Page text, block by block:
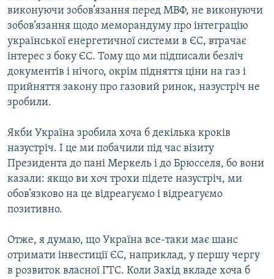
виконуючи зобов’язання перед МВФ, не виконуючи
зобов’язання щодо меморандуму про інтеграцію
української енергетичної системи в ЄС, втрачає
інтерес з боку ЄС. Тому що ми підписали безліч
документів і нічого, окрім підняття ціни на газ і
прийняття закону про газовий ринок, назустріч не
зробили.
Якби Україна зробила хоча б декілька кроків
назустріч. І це ми побачили під час візиту
Президента до пані Меркель і до Брюсселя, бо вони
казали: якщо ви хоч трохи підете назустріч, ми
обов’язково на це відреагуємо і відреагуємо
позитивно.
Отже, я думаю, що Україна все-таки має шанс
отримати інвестиції ЄС, наприклад, у першу чергу
в розвиток власної ГТС. Коли Захід вкладе хоча б